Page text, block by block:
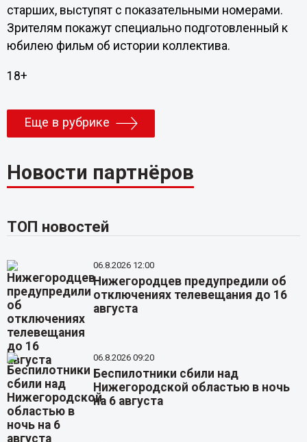
старших, выступят с показательными номерами.
Зрителям покажут специально подготовленный к
юбилею фильм об истории коллектива.
18+
Еще в рубрике
Новости партнёров
ТОП новостей
06.8.2026 12:00
Нижегородцев предупредили об
отключениях телевещания до 16
августа
06.8.2026 09:20
Беспилотники сбили над
Нижегородской областью в ночь
на 6 августа